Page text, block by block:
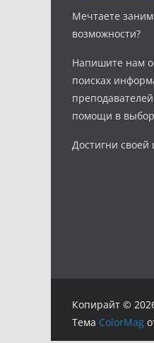
Мечтаете
возможности?
Напишите нам о
поисках
помощи в
Достигни своей
Копирайт ©
Тема ColorMag